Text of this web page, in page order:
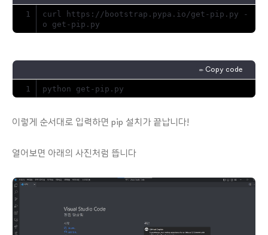
curl https://bootstrap.pypa.io/get-pip.py -
o get-pip.py
python get-pip.py
✏️ Copy code
이렇게 순서대로 입력하면 pip 설치가 끝납니다!
열어보면 아래의 사진처럼 뜹니다